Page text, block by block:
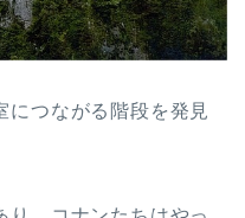
につながる階段を発見